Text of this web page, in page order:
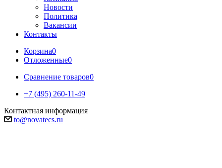
Новости
Политика
Вакансии
Контакты
Корзина0
Отложенные0
Сравнение товаров0
+7 (495) 260-11-49
Контактная информация
to@novatecs.ru